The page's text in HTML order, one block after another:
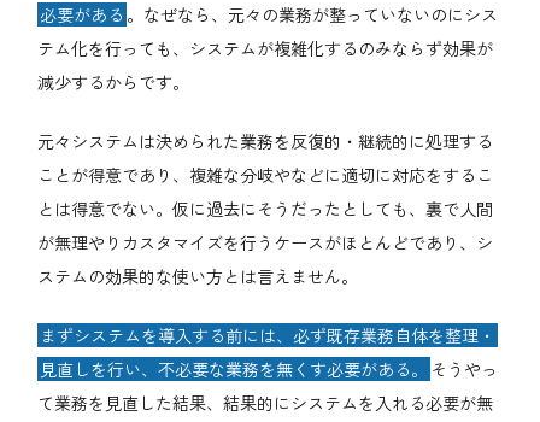
必要がある 。なぜなら、元々の業務が整っていないのにシス
テム化を行っても、システムが複雑化するのみならず効果が
減少するからです。
元々システムは決められた業務を反復的・継続的に処理する
ことが得意であり、複雑な分岐やなどに適切に対応をするこ
とは得意でない。仮に過去にそうだったとしても、裏で人間
が無理やりカスタマイズを行うケースがほとんどであり、シ
ステムの効果的な使い方とは言えません。
まずシステムを導入する前には、必ず既存業務自体を整理・
見直しを行い、不必要な業務を無くす必要がある。
そうやっ
て業務を見直した結果、結果的にシステムを入れる必要が無